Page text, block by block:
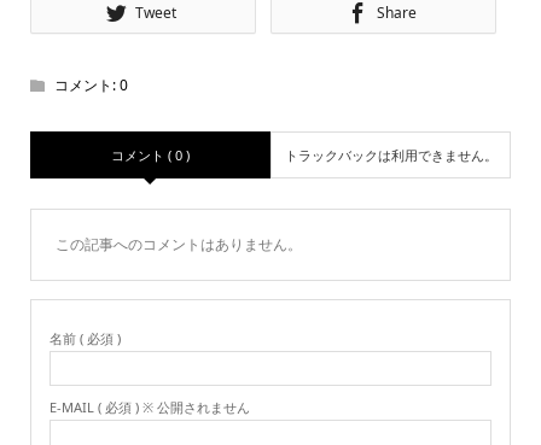
Tweet Share
コメント:0
コメント ( 0 ) トラックバックは利用できません。
この記事へのコメントはありません。
名前 ( 必須 )
E-MAIL ( 必須 ) ※ 公開されません